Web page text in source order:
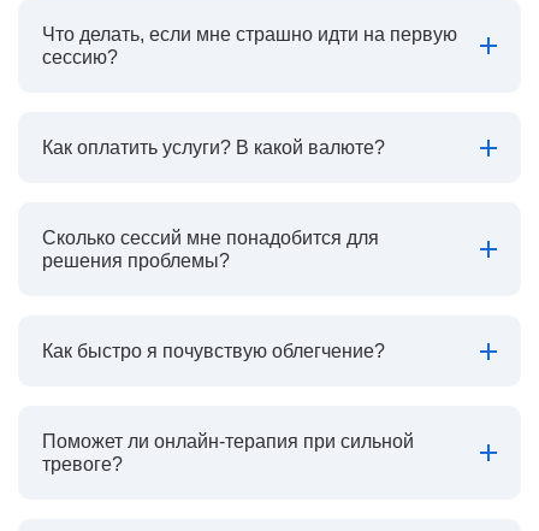
Что делать, если мне страшно идти на первую
сессию?
Как оплатить услуги? В какой валюте?
Сколько сессий мне понадобится для
решения проблемы?
Как быстро я почувствую облегчение?
Поможет ли онлайн-терапия при сильной
тревоге?